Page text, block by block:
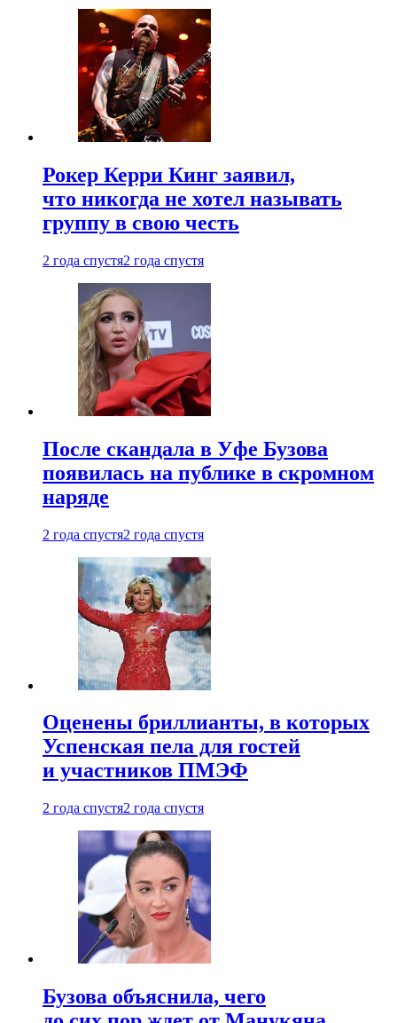
Рокер Керри Кинг заявил,
что никогда не хотел называть
группу в свою честь
2 года спустя2 года спустя
После скандала в Уфе Бузова
появилась на публике в скромном
наряде
2 года спустя2 года спустя
Оценены бриллианты, в которых
Успенская пела для гостей
и участников ПМЭФ
2 года спустя2 года спустя
Бузова объяснила, чего